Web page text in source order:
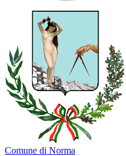
Comune di Norma